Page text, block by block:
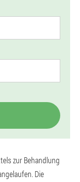
zur Behandlung
Die